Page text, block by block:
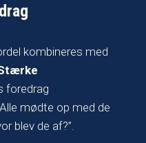
kombineres med
foredrag
mødte op med de
blev de af?”.